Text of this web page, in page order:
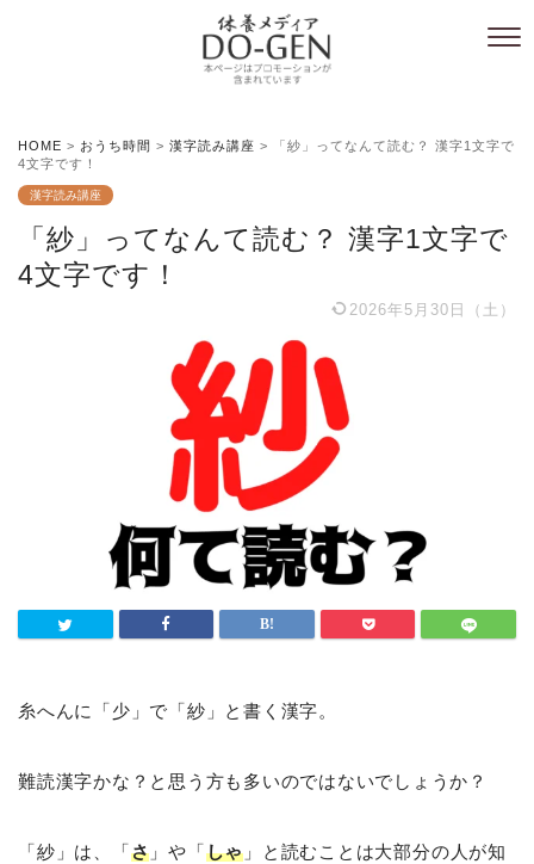
HOME > おうち時間 > 漢字読み講座 >
「紗」ってなんて読む？ 漢字1文字で
4文字です！
漢字読み講座
「紗」ってなんて読む？ 漢字1文字で
4文字です！
2026年5月30日（土）
糸へんに「少」で「紗」と書く漢字。
難読漢字かな？と思う方も多いのではないでしょうか？
「紗」は、「さ 」や「しゃ 」と読むことは大部分の人が知